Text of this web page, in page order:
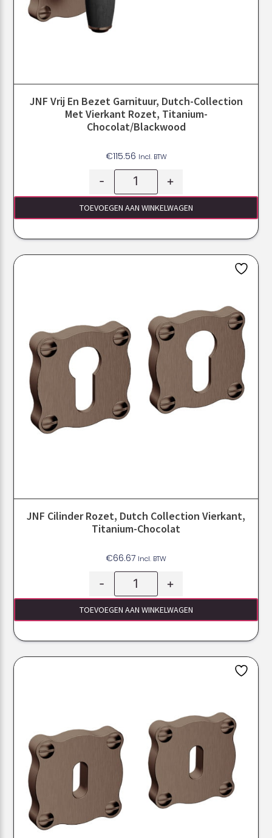
JNF Vrij En Bezet Garnituur, Dutch-Collection
Met Vierkant Rozet, Titanium-
Chocolat/Blackwood
€115.56 Incl. BTW
- +
TOEVOEGEN AAN WINKELWAGEN
JNF Cilinder Rozet, Dutch Collection Vierkant,
Titanium-Chocolat
€66.67 Incl. BTW
- +
TOEVOEGEN AAN WINKELWAGEN